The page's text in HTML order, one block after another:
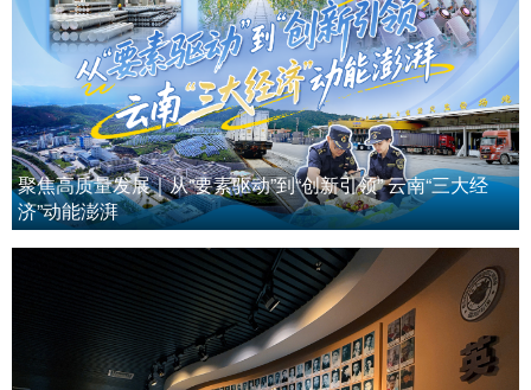
聚焦高质量发展｜从“要素驱动”到“创新引领” 云南“三大经
济”动能澎湃